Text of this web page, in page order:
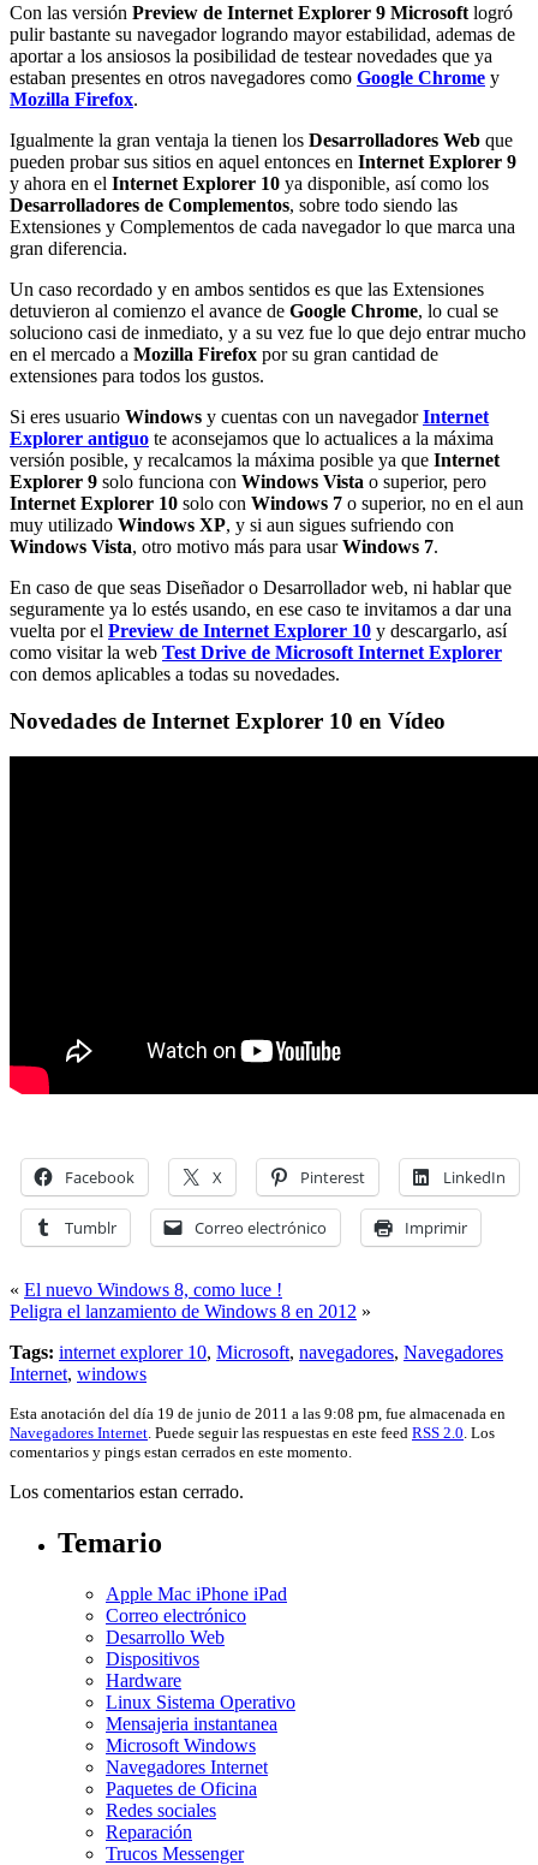
Con las versión Preview de Internet Explorer 9 Microsoft logró
pulir bastante su navegador logrando mayor estabilidad, ademas de
aportar a los ansiosos la posibilidad de testear novedades que ya
estaban presentes en otros navegadores como Google Chrome y
Mozilla Firefox.
Igualmente la gran ventaja la tienen los Desarrolladores Web que
pueden probar sus sitios en aquel entonces en Internet Explorer 9
y ahora en el Internet Explorer 10 ya disponible, así como los
Desarrolladores de Complementos, sobre todo siendo las
Extensiones y Complementos de cada navegador lo que marca una
gran diferencia.
Un caso recordado y en ambos sentidos es que las Extensiones
detuvieron al comienzo el avance de Google Chrome, lo cual se
soluciono casi de inmediato, y a su vez fue lo que dejo entrar mucho
en el mercado a Mozilla Firefox por su gran cantidad de
extensiones para todos los gustos.
Si eres usuario Windows y cuentas con un navegadorInternet
Explorer antiguo te aconsejamos que lo actualices a la máxima
versión posible, y recalcamos la máxima posible ya que Internet
Explorer 9 solo funciona con Windows Vista o superior, pero
Internet Explorer 10 solo con Windows 7 o superior, no en el aun
muy utilizado Windows XP, y si aun sigues sufriendo con
Windows Vista, otro motivo más para usarWindows 7.
En caso de que seas Diseñador o Desarrollador web, ni hablar que
seguramente ya lo estés usando, en ese caso te invitamos a dar una
vuelta por el Preview de Internet Explorer 10 y descargarlo, así
como visitar la web Test Drive de Microsoft Internet Explorer
con demos aplicables a todas su novedades.
Novedades de Internet Explorer 10 en Vídeo
Facebook X Pinterest LinkedIn
Tumblr Correo electrónico Imprimir
« El nuevo Windows 8, como luce !
Peligra el lanzamiento de Windows 8 en 2012 »
Tags: internet explorer 10, Microsoft, navegadores, Navegadores
Internet, windows
Esta anotación del día 19 de junio de 2011 a las 9:08 pm, fue almacenada en
Navegadores Internet. Puede seguir las respuestas en este feed RSS 2.0. Los
comentarios y pings estan cerrados en este momento.
Los comentarios estan cerrado.
Temario
Apple Mac iPhone iPad
Correo electrónico
Desarrollo Web
Dispositivos
Hardware
Linux Sistema Operativo
Mensajeria instantanea
Microsoft Windows
Navegadores Internet
Paquetes de Oficina
Redes sociales
Reparación
Trucos Messenger